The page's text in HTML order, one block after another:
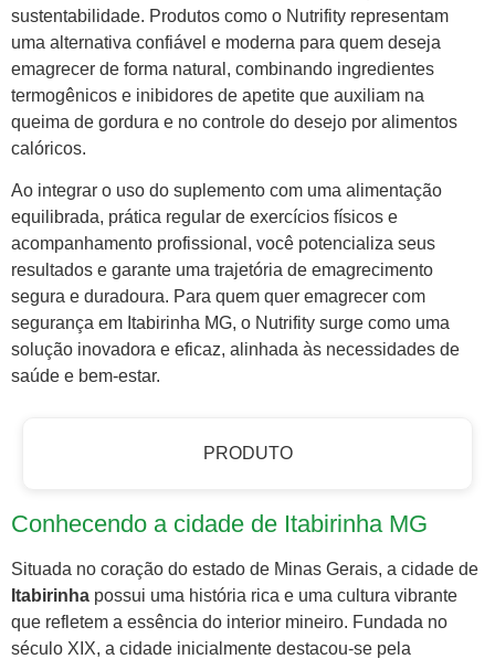
sustentabilidade. Produtos como o Nutrifity representam
uma alternativa confiável e moderna para quem deseja
emagrecer de forma natural, combinando ingredientes
termogênicos e inibidores de apetite que auxiliam na
queima de gordura e no controle do desejo por alimentos
calóricos.
Ao integrar o uso do suplemento com uma alimentação
equilibrada, prática regular de exercícios físicos e
acompanhamento profissional, você potencializa seus
resultados e garante uma trajetória de emagrecimento
segura e duradoura. Para quem quer emagrecer com
segurança em Itabirinha MG, o Nutrifity surge como uma
solução inovadora e eficaz, alinhada às necessidades de
saúde e bem-estar.
PRODUTO
Conhecendo a cidade de Itabirinha MG
Situada no coração do estado de Minas Gerais, a cidade de
Itabirinha possui uma história rica e uma cultura vibrante
que refletem a essência do interior mineiro. Fundada no
século XIX, a cidade inicialmente destacou-se pela